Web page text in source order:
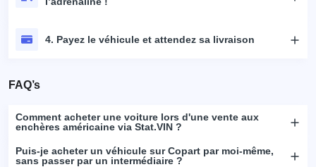
4. Payez le véhicule et attendez sa livraison
FAQ’s
Comment acheter une voiture lors d'une vente aux
enchères américaine via Stat.VIN ?
Puis-je acheter un véhicule sur Copart par moi-même,
sans passer par un intermédiaire ?